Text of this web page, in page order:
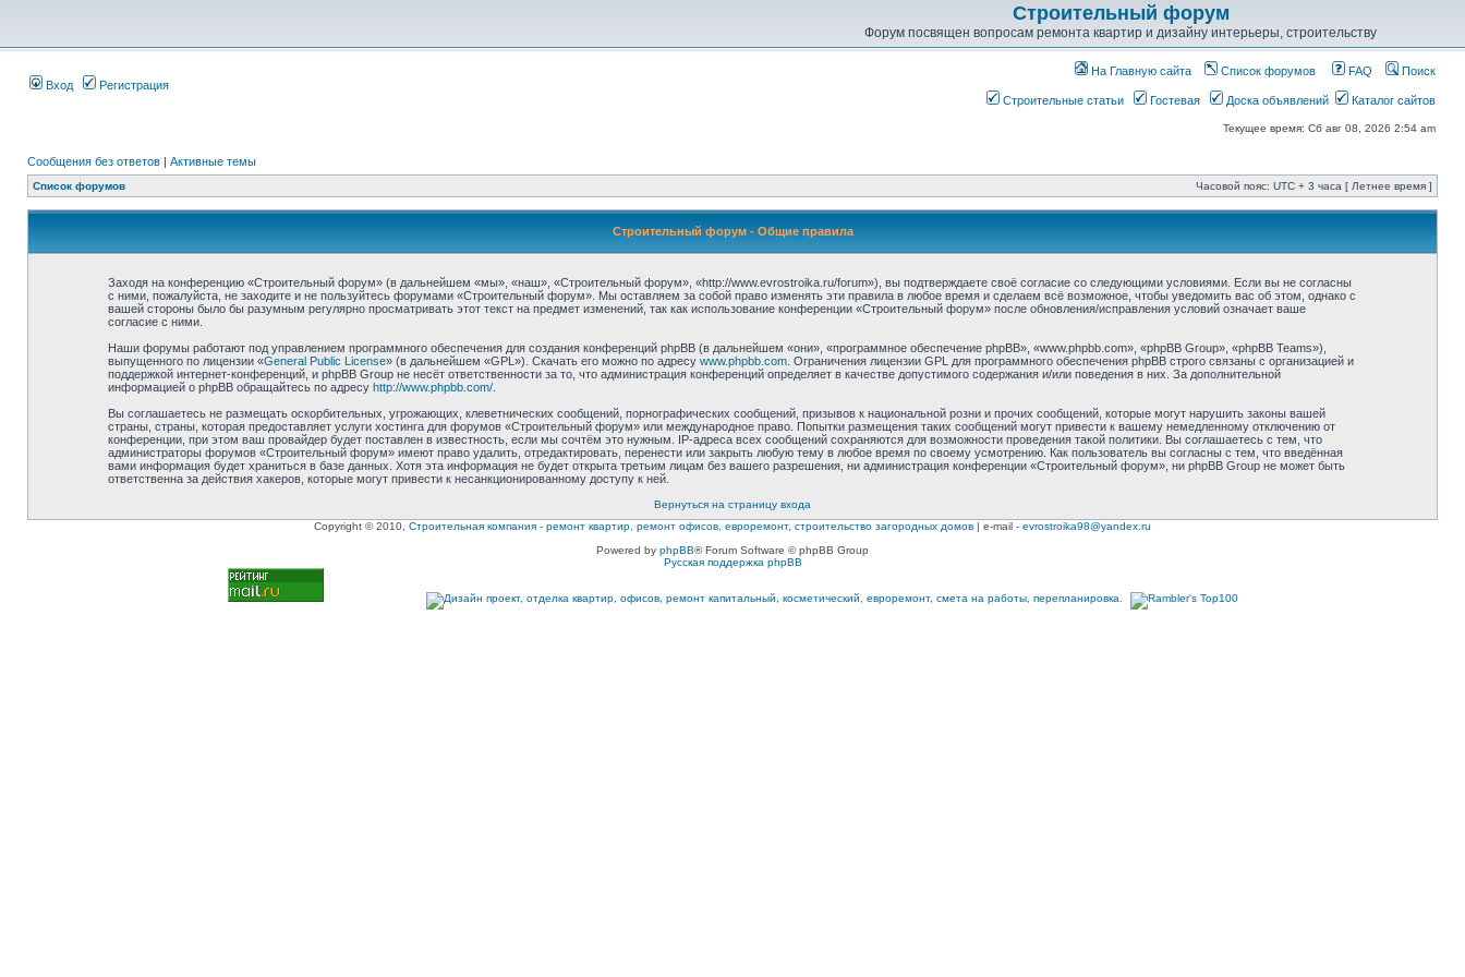
Строительный форум
Форум посвящен вопросам ремонта квартир и дизайну интерьеры, строительству
Вход Регистрация
На Главную сайта Список форумов FAQ Поиск
Строительные статьи Гостевая Доска объявлений Каталог сайтов
Текущее время: Сб авг 08, 2026 2:54 am
Сообщения без ответов | Активные темы
Список форумов Часовой пояс: UTC + 3 часа [ Летнее время ]
Строительный форум - Общие правила
Заходя на конференцию «Строительный форум» (в дальнейшем «мы», «наш», «Строительный форум», «http://www.evrostroika.ru/forum»), вы подтверждаете своё согласие со следующими условиями. Если вы не согласны
с ними, пожалуйста, не заходите и не пользуйтесь форумами «Строительный форум». Мы оставляем за собой право изменять эти правила в любое время и сделаем всё возможное, чтобы уведомить вас об этом, однако с
вашей стороны было бы разумным регулярно просматривать этот текст на предмет изменений, так как использование конференции «Строительный форум» после обновления/исправления условий означает ваше
согласие с ними.
Наши форумы работают под управлением программного обеспечения для создания конференций phpBB (в дальнейшем «они», «программное обеспечение phpBB», «www.phpbb.com», «phpBB Group», «phpBB Teams»),
выпущенного по лицензии «General Public License» (в дальнейшем «GPL»). Скачать его можно по адресу www.phpbb.com. Ограничения лицензии GPL для программного обеспечения phpBB строго связаны с организацией и
поддержкой интернет-конференций, и phpBB Group не несёт ответственности за то, что администрация конференций определяет в качестве допустимого содержания и/или поведения в них. За дополнительной
информацией о phpBB обращайтесь по адресу http://www.phpbb.com/.
Вы соглашаетесь не размещать оскорбительных, угрожающих, клеветнических сообщений, порнографических сообщений, призывов к национальной розни и прочих сообщений, которые могут нарушить законы вашей
страны, страны, которая предоставляет услуги хостинга для форумов «Строительный форум» или международное право. Попытки размещения таких сообщений могут привести к вашему немедленному отключению от
конференции, при этом ваш провайдер будет поставлен в известность, если мы сочтём это нужным. IP-адреса всех сообщений сохраняются для возможности проведения такой политики. Вы соглашаетесь с тем, что
администраторы форумов «Строительный форум» имеют право удалить, отредактировать, перенести или закрыть любую тему в любое время по своему усмотрению. Как пользователь вы согласны с тем, что введённая
вами информация будет храниться в базе данных. Хотя эта информация не будет открыта третьим лицам без вашего разрешения, ни администрация конференции «Строительный форум», ни phpBB Group не может быть
ответственна за действия хакеров, которые могут привести к несанкционированному доступу к ней.
Вернуться на страницу входа
Copyright © 2010, Строительная компания - ремонт квартир, ремонт офисов, евроремонт, строительство загородных домов | e-mail - evrostroika98@yandex.ru
Powered by phpBB® Forum Software © phpBB Group
Русская поддержка phpBB